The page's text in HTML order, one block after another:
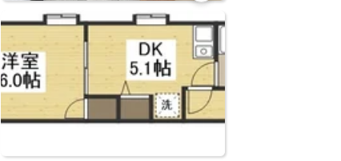
お気
に入
り登
録